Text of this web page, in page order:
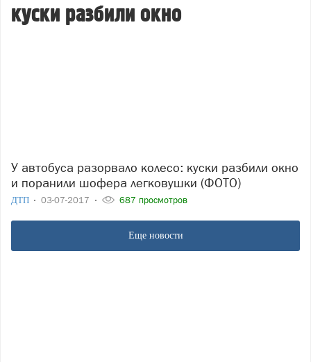
куски разбили окно
У автобуса разорвало колесо: куски разбили окно
и поранили шофера легковушки (ФОТО)
ДТП 03-07-2017 687 просмотров
Еще новости